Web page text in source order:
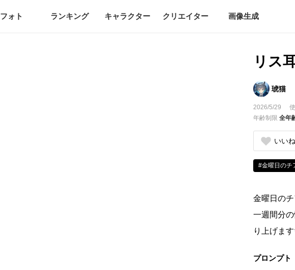
フォト ランキング キャラクター クリエイター 画像生成
リス
琥猫
2026/5/29
年齢制限 全年
いいね
#金曜日のチ
金曜日の
一週間分
り上げます
プロンプト